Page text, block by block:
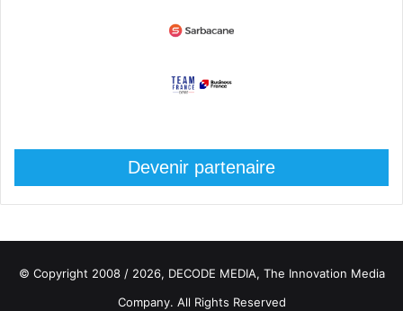
Devenir partenaire
© Copyright 2008 / 2026, DECODE MEDIA, The Innovation Media
Company. All Rights Reserved